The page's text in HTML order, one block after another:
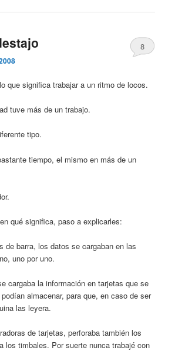
8
que significa trabajar a un ritmo de locos.
tuve más de un trabajo.
tipo.
tiempo, el mismo en más de un
qué significa, paso a explicarles:
de barra, los datos se cargaban en las
uno por uno.
cargaba la información en tarjetas que se
almacenar, para que, en caso de ser
las leyera.
de tarjetas, perforaba también los
los timbales. Por suerte nunca trabajé con